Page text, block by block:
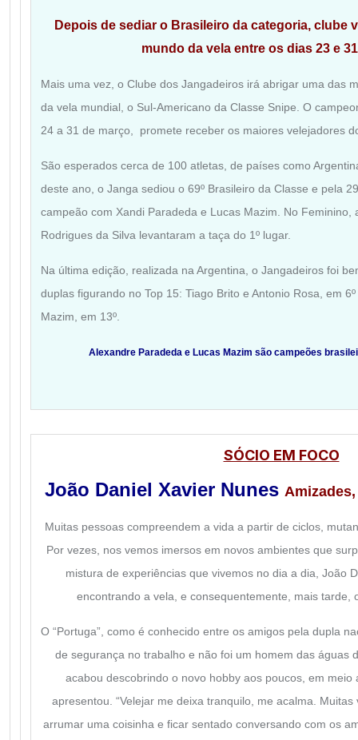
Depois de sediar o Brasileiro da categoria, clube
mundo da vela entre os dias 23 e
Mais uma vez, o Clube dos Jangadeiros irá abrigar uma das
da vela mundial, o Sul-Americano da Classe Snipe. O
24 a 31 de março, promete receber os maiores velejadores
São esperados cerca de 100 atletas, de países como
deste ano, o Janga sediou o 69º Brasileiro da Classe e pela
campeão com Xandi Paradeda e Lucas Mazim. No Feminino,
Rodrigues da Silva levantaram a taça do 1º lugar.
Na última edição, realizada na Argentina, o Jangadeiros foi
duplas figurando no Top 15: Tiago Brito e Antonio Rosa, em
Mazim, em 13º.
Alexandre Paradeda e Lucas Mazim são campeões
SÓCIO EM FOCO
João Daniel Xavier Nunes
Muitas pessoas compreendem a vida a partir de ciclos,
Por vezes, nos vemos imersos em novos ambientes que
mistura de experiências que vivemos no dia a dia, João
encontrando a vela, e consequentemente, mais tarde,
O “Portuga”, como é conhecido entre os amigos pela dupla
de segurança no trabalho e não foi um homem das águas
acabou descobrindo o novo hobby aos poucos, em meio
apresentou. “Velejar me deixa tranquilo, me acalma.
arrumar uma coisinha e ficar sentado conversando com os